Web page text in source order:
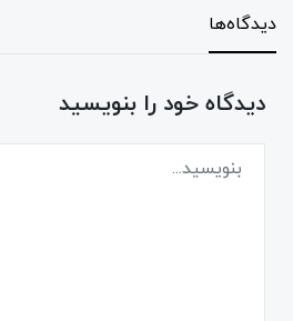
دیدگاه‌ها
دیدگاه خود را بنویسید